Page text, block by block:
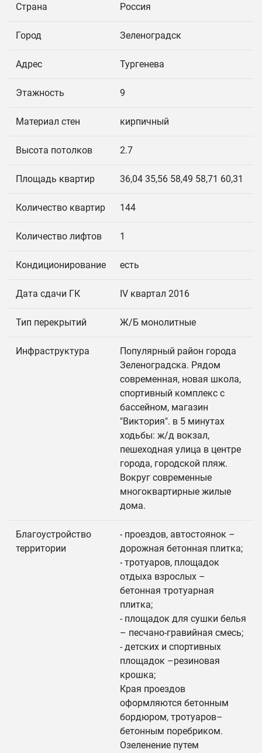
Страна Россия
Город Зеленоградск
Адрес Тургенева
Этажность 9
Материал стен кирпичный
Высота потолков 2.7
Площадь квартир 36,04 35,56 58,49 58,71 60,31
Количество квартир 144
Количество лифтов 1
Кондиционирование есть
Дата сдачи ГК IV квартал 2016
Тип перекрытий Ж/Б монолитные
Инфраструктура
Популярный район города
Зеленоградска. Рядом
современная, новая школа,
спортивный комплекс с
бассейном, магазин
"Виктория". в 5 минутах
ходьбы: ж/д вокзал,
пешеходная улица в центре
города, городской пляж.
Вокруг современные
многоквартирные жилые
дома.
Благоустройство
территории
- проездов, автостоянок –
дорожная бетонная плитка;
- тротуаров, площадок
отдыха взрослых –
бетонная тротуарная
плитка;
- площадок для сушки белья
– песчано-гравийная смесь;
- детских и спортивных
площадок –резиновая
крошка;
Края проездов
оформляются бетонным
бордюром, тротуаров–
бетонным поребриком.
Озеленение путем